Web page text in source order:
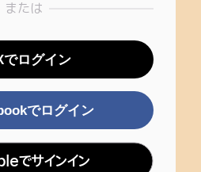
または
でログイン
でログイン
でサインイン